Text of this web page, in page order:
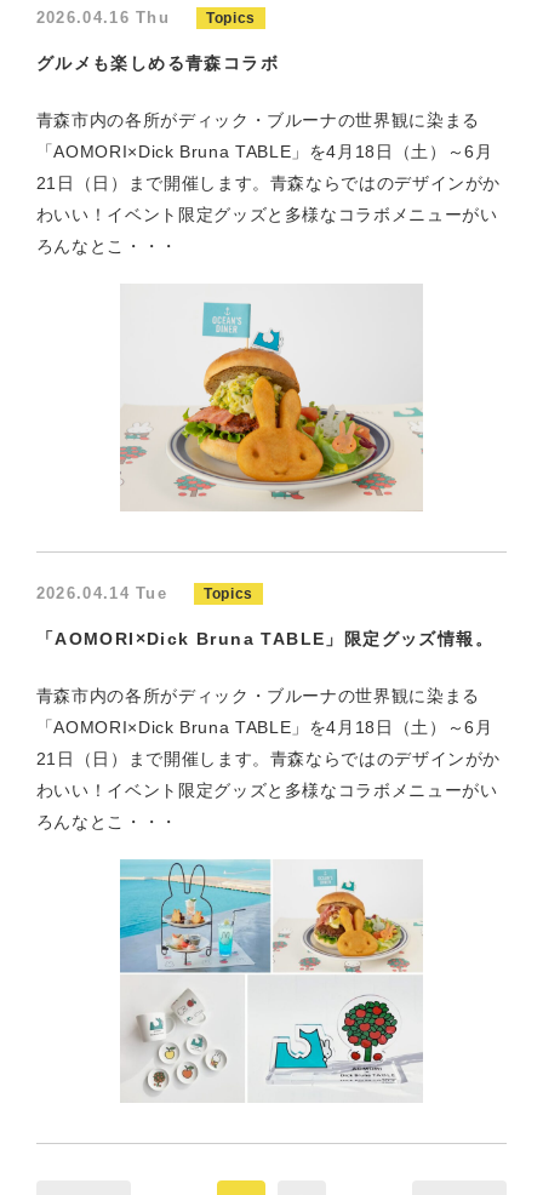
2026.04.16 Thu Topics
グルメも楽しめる青森コラボ
青森市内の各所がディック・ブルーナの世界観に染まる
「AOMORI×Dick Bruna TABLE」を4月18日（土）～6月
21日（日）まで開催します。青森ならではのデザインがか
わいい！イベント限定グッズと多様なコラボメニューがい
ろんなとこ・・・
2026.04.14 Tue Topics
「AOMORI×Dick Bruna TABLE」限定グッズ情報。
青森市内の各所がディック・ブルーナの世界観に染まる
「AOMORI×Dick Bruna TABLE」を4月18日（土）～6月
21日（日）まで開催します。青森ならではのデザインがか
わいい！イベント限定グッズと多様なコラボメニューがい
ろんなとこ・・・